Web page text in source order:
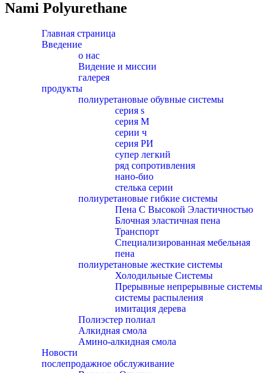
Nami Polyurethane
Главная страница
Введение
о нас
Видение и миссии
галерея
продукты
полиуретановые обувные системы
серия s
серия M
серии ч
серия РИ
супер легкий
ряд сопротивления
нано-био
стелька серии
полиуретановые гибкие системы
Пена С Высокой Эластичностью
Блочная эластичная пена
Транспорт
Специализированная мебельная
пена
полиуретановые жесткие системы
Холодильные Системы
Прерывные непрерывные системы
системы распыления
имитация дерева
Полиэстер полиал
Алкидная смола
Амино-алкидная смола
Новости
послепродажное обслуживание